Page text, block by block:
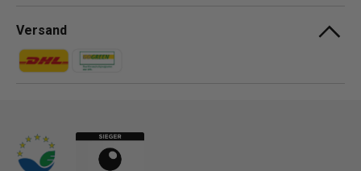
Versand
Zahlungsmethoden
Zahlungsmethoden